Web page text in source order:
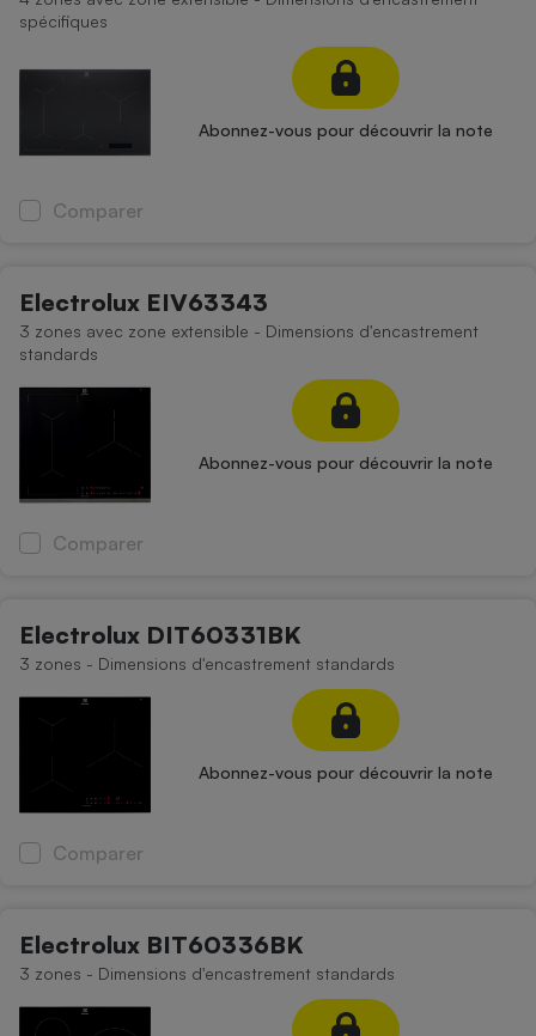
spécifiques
Abonnez-vous pour découvrir la note
Comparer
Electrolux EIV63343
3 zones avec zone extensible - Dimensions d'encastrement
standards
Abonnez-vous pour découvrir la note
Comparer
Electrolux DIT60331BK
3 zones - Dimensions d'encastrement standards
Abonnez-vous pour découvrir la note
Comparer
Electrolux BIT60336BK
3 zones - Dimensions d'encastrement standards